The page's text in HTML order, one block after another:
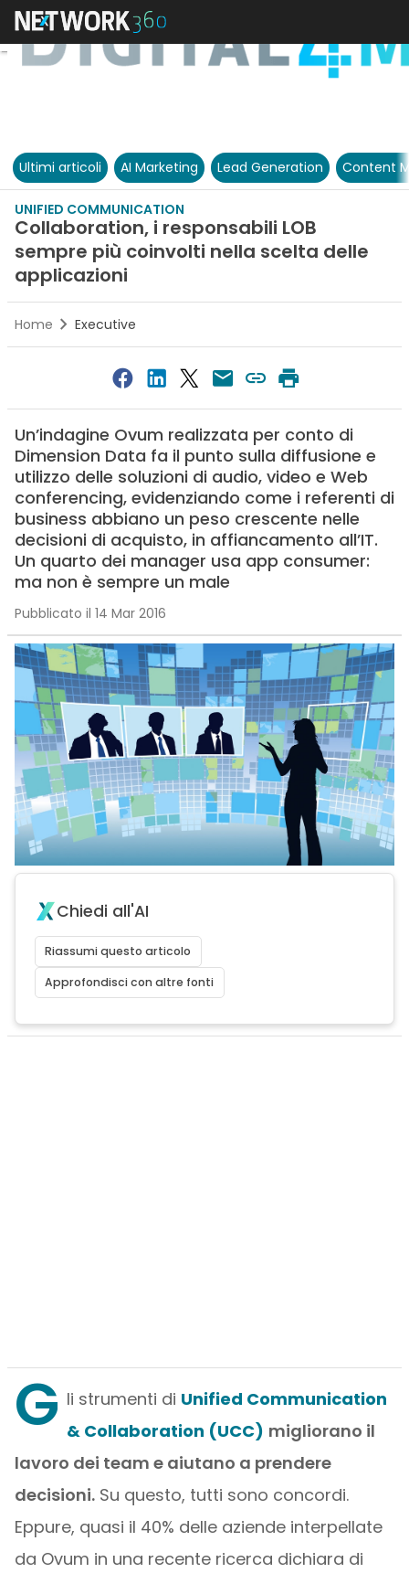
Ultimi articoli AI Marketing Lead Generation Content
UNIFIED COMMUNICATION
Collaboration, i responsabili LOB
sempre più coinvolti nella scelta delle
applicazioni
Home Executive
Un’indagine Ovum realizzata per conto di
Dimension Data fa il punto sulla diffusione e
utilizzo delle soluzioni di audio, video e Web
conferencing, evidenziando come i referenti di
business abbiano un peso crescente nelle
decisioni di acquisto, in affiancamento all’IT.
Un quarto dei manager usa app consumer:
ma non è sempre un male
Pubblicato il 14 Mar 2016
Chiedi all'AI
Riassumi questo articolo
Approfondisci con altre fonti
G li strumenti di Unified Communication
& Collaboration (UCC) migliorano il
lavoro dei team e aiutano a prendere
decisioni.Su questo, tutti sono concordi.
Eppure, quasi il 40% delle aziende interpellate
da Ovum in una recente ricerca dichiara di